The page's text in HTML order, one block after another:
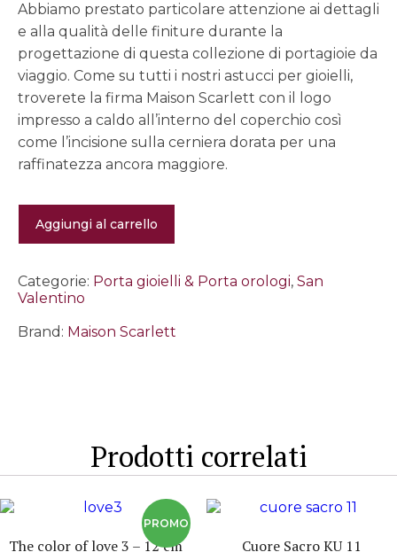
Abbiamo prestato particolare attenzione ai dettagli
e alla qualità delle finiture durante la
progettazione di questa collezione di portagioie da
viaggio. Come su tutti i nostri astucci per gioielli,
troverete la firma Maison Scarlett con il logo
impresso a caldo all’interno del coperchio così
come l’incisione sulla cerniera dorata per una
raffinatezza ancora maggiore.
cuore
in
blu
Céleste
Aggiungi al carrello
Categorie: Porta gioielli & Porta orologi, San
Valentino
Brand: Maison Scarlett
Prodotti correlati
The color of love 3 – 12 cm Cuore Sacro KU 11